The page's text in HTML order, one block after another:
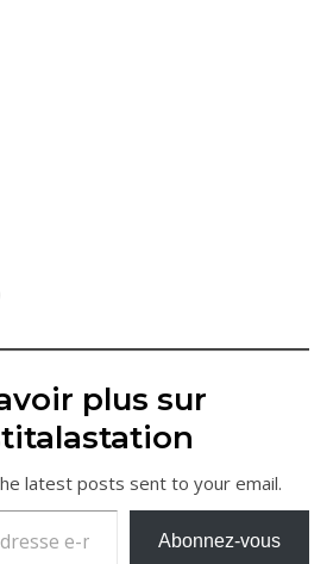
plus sur
latest posts sent to your email.
e-mail…
Abonnez-vous